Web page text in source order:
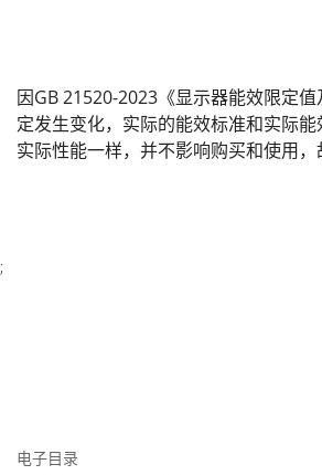
因GB 21520-2023《显示器能效限定
定发生变化，实际的能效标准和实际
实际性能一样，并不影响购买和使用
;
电子目录